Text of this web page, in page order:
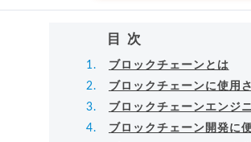
目次
ブロックチェーンとは
ブロックチェーンに使用
ブロックチェーンエンジ
ブロックチェーン開発に